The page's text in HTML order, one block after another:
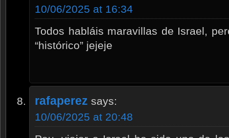
10/06/2025 at 16:34
Todos habláis maravillas de Israel,
“histórico” jejeje
rafaperez says:
10/06/2025 at 20:48